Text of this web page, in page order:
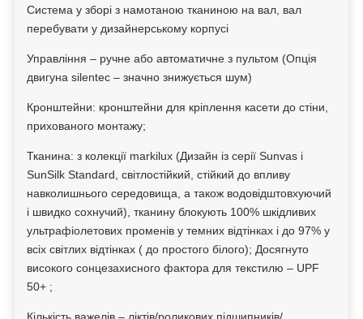
Система у зборі з намотаною тканиною на вал, вал
перебувати у дизайнерському корпусі
Управління – ручне або автоматичне з пультом (Опція
двигуна silentec – значно знижується шум)
Кронштейни: кронштейни для кріплення касети до стіни,
прихованого монтажу;
Тканина: з колекції markilux (Дизайн із серії Sunvas і
SunSilk Standard, світлостійкий, стійкий до впливу
навколишнього середовища, а також водовідштовхуючий
і швидко сохнучий), тканину блокують 100% шкідливих
ультрафіолетових променів у темних відтінках і до 97% у
всіх світлих відтінках ( до простого білого); Досягнуто
високого сонцезахисного фактора для текстилю – UPF
50+ ;
Кількість важелів – ліктів/роликових підшипників/